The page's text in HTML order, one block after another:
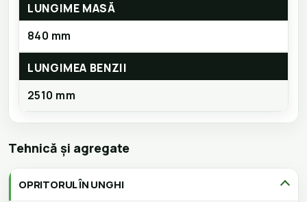
LUNGIME MASĂ
840 mm
LUNGIMEA BENZII
2510 mm
Tehnică și agregate
OPRITORUL ÎN UNGHI